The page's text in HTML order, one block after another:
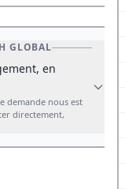
GLOBAL
en
demande nous est